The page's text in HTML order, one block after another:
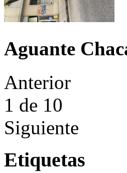
Aguante
Anterior
1 de 10
Siguiente
Etiquetas